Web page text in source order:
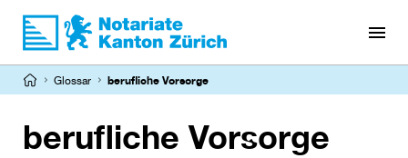
Direkt
zum
Pfadnavigation
Glossar berufliche Vorsorge
berufliche Vorsorge